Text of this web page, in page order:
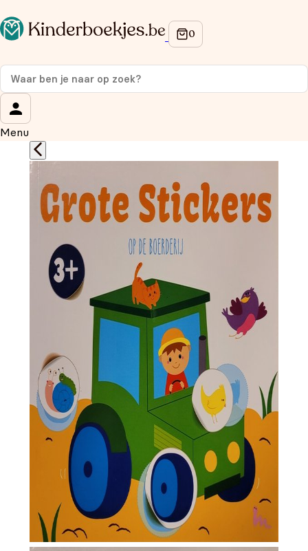
Menu
Op de hoogte blijven van onze acties?
Meld je aan voor onze nieuwsbrief en ontvang
korting
Wat is je voornaam?
Wat is je e-mailadres?*
Aanmelden
We gebruiken je gegevens om contact op te nemen, in
overeenstemming met onsprivacybeleid.